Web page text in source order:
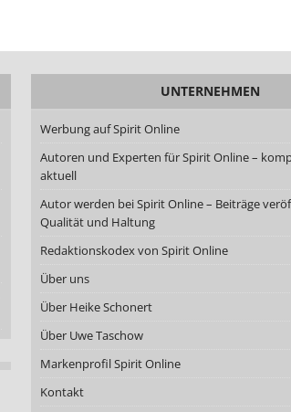
UNTERNEHMEN
Werbung auf Spirit Online
Autoren und Experten für Spirit Online –
aktuell
Autor werden bei Spirit Online – Beiträge
Qualität und Haltung
Redaktionskodex von Spirit Online
Über uns
Über Heike Schonert
Über Uwe Taschow
Markenprofil Spirit Online
Kontakt